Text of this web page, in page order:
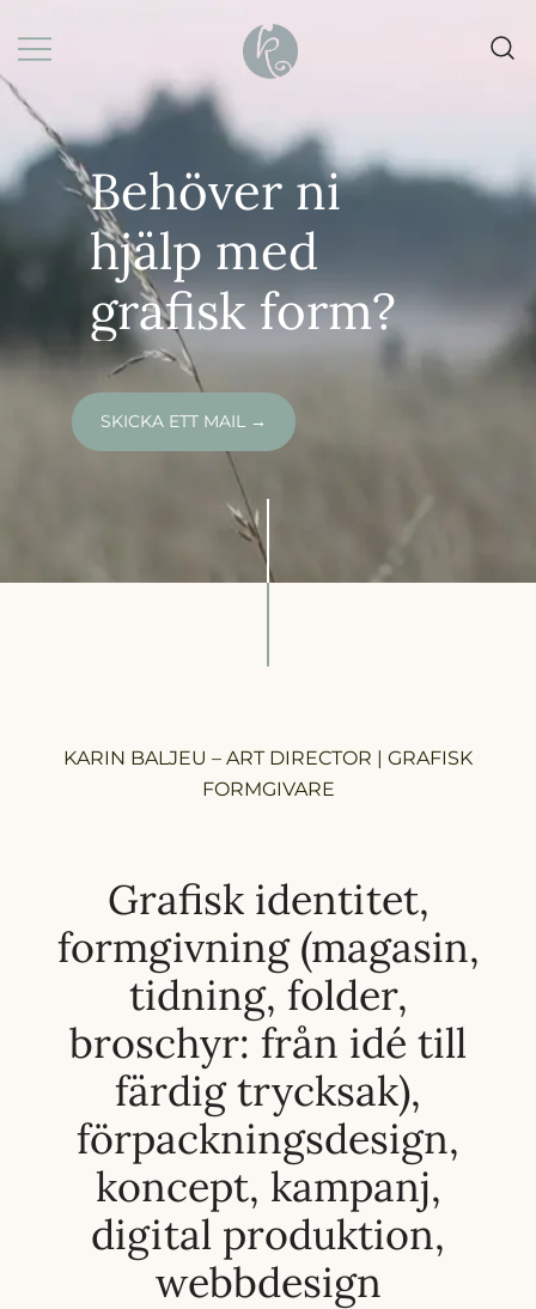
to
content
Webbdesign |
Förpackningsdesign
Behöver ni
hjälp med
grafisk form?
SKICKA ETT MAIL →
KARIN BALJEU – ART DIRECTOR | GRAFISK
FORMGIVARE
Grafisk identitet,
formgivning (magasin,
tidning, folder,
broschyr: från idé till
färdig trycksak),
förpackningsdesign,
koncept, kampanj,
digital produktion,
webbdesign